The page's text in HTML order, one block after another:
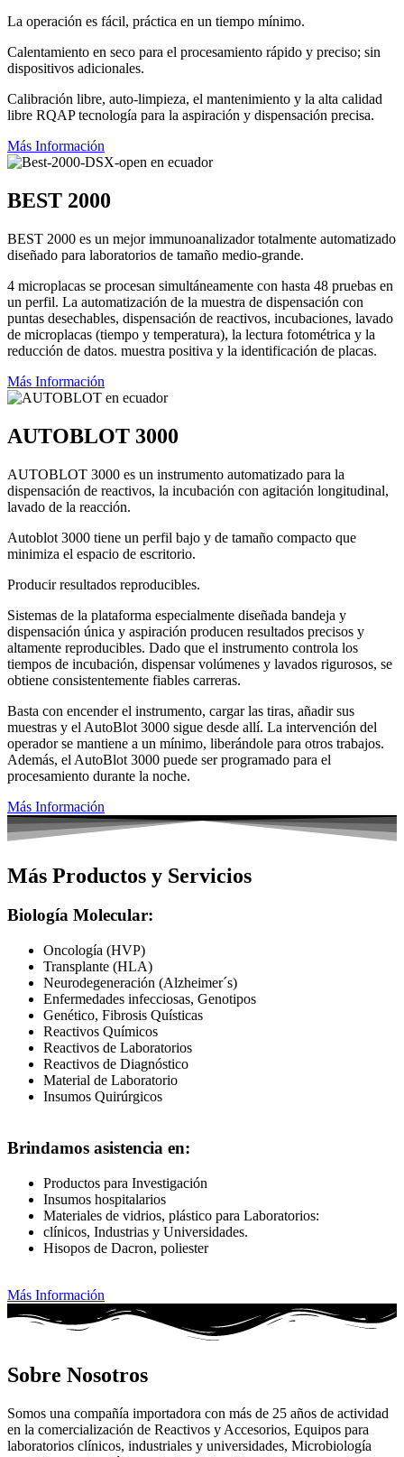
La operación es fácil, práctica en un tiempo mínimo.
Calentamiento en seco para el procesamiento rápido y preciso; sin
dispositivos adicionales.
Calibración libre, auto-limpieza, el mantenimiento y la alta calidad
libre RQAP tecnología para la aspiración y dispensación precisa.
Más Información
BEST 2000
BEST 2000 es un mejor immunoanalizador totalmente automatizado
diseñado para laboratorios de tamaño medio-grande.
4 microplacas se procesan simultáneamente con hasta 48 pruebas en
un perfil. La automatización de la muestra de dispensación con
puntas desechables, dispensación de reactivos, incubaciones, lavado
de microplacas (tiempo y temperatura), la lectura fotométrica y la
reducción de datos. muestra positiva y la identificación de placas.
Más Información
AUTOBLOT 3000
AUTOBLOT 3000 es un instrumento automatizado para la
dispensación de reactivos, la incubación con agitación longitudinal,
lavado de la reacción.
Autoblot 3000 tiene un perfil bajo y de tamaño compacto que
minimiza el espacio de escritorio.
Producir resultados reproducibles.
Sistemas de la plataforma especialmente diseñada bandeja y
dispensación única y aspiración producen resultados precisos y
altamente reproducibles. Dado que el instrumento controla los
tiempos de incubación, dispensar volúmenes y lavados rigurosos, se
obtiene consistentemente fiables carreras.
Basta con encender el instrumento, cargar las tiras, añadir sus
muestras y el AutoBlot 3000 sigue desde allí. La intervención del
operador se mantiene a un mínimo, liberándole para otros trabajos.
Además, el AutoBlot 3000 puede ser programado para el
procesamiento durante la noche.
Más Información
Más Productos y Servicios
Biología Molecular:
Oncología (HVP)
Transplante (HLA)
Neurodegeneración (Alzheimer´s)
Enfermedades infecciosas, Genotipos
Genético, Fibrosis Quísticas
Reactivos Químicos
Reactivos de Laboratorios
Reactivos de Diagnóstico
Material de Laboratorio
Insumos Quirúrgicos
Brindamos asistencia en:
Productos para Investigación
Insumos hospitalarios
Materiales de vidrios, plástico para Laboratorios:
clínicos, Industrias y Universidades.
Hisopos de Dacron, poliester
Más Información
Sobre Nosotros
Somos una compañía importadora con más de 25 años de actividad
en la comercialización de Reactivos y Accesorios, Equipos para
laboratorios clínicos, industriales y universidades, Microbiología